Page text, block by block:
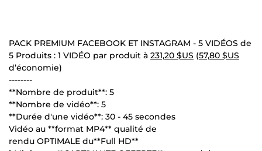
PACK PREMIUM FACEBOOK ET INSTAGRAM - 5 VIDÉOS de
5 Produits : 1 VIDÉO par produit à 231,20 $US (57,80 $US
d’économie)
--------
**Nombre de produit**: 5
**Nombre de vidéo**: 5
**Durée d'une vidéo**: 30 - 45 secondes
Vidéo au **format MP4** qualité de
rendu OPTIMALE du**Full HD**